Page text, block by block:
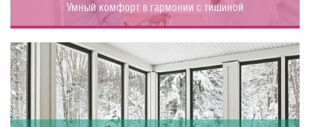
Умный комфорт в гармонии с тишиной